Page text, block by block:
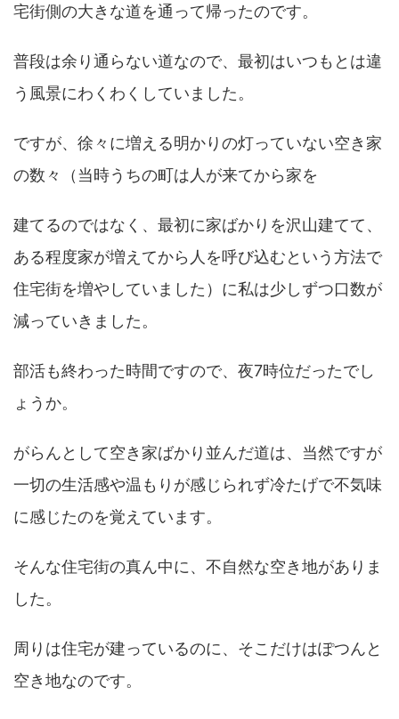
宅街側の大きな道を通って帰ったのです。
普段は余り通らない道なので、最初はいつもとは違
う風景にわくわくしていました。
ですが、徐々に増える明かりの灯っていない空き家
の数々（当時うちの町は人が来てから家を
建てるのではなく、最初に家ばかりを沢山建てて、
ある程度家が増えてから人を呼び込むという方法で
住宅街を増やしていました）に私は少しずつ口数が
減っていきました。
部活も終わった時間ですので、夜7時位だったでし
ょうか。
がらんとして空き家ばかり並んだ道は、当然ですが
一切の生活感や温もりが感じられず冷たげで不気味
に感じたのを覚えています。
そんな住宅街の真ん中に、不自然な空き地がありま
した。
周りは住宅が建っているのに、そこだけはぽつんと
空き地なのです。